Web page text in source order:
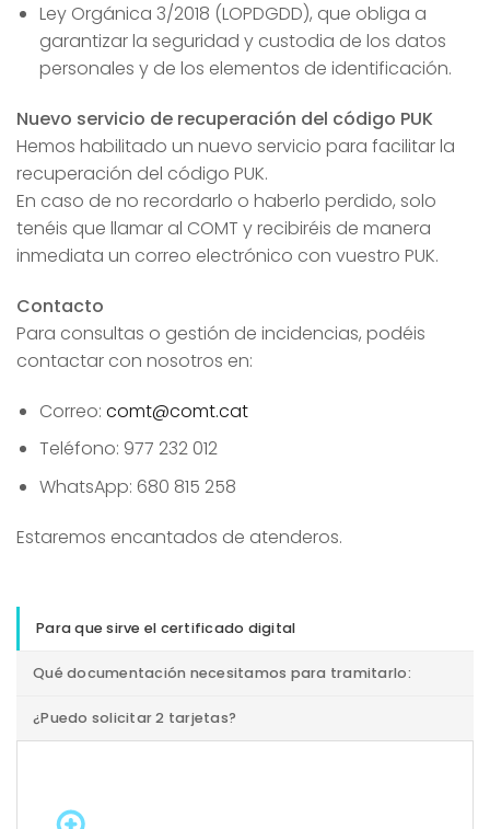
Ley Orgánica 3/2018 (LOPDGDD), que obliga a
garantizar la seguridad y custodia de los datos
personales y de los elementos de identificación.
Nuevo servicio de recuperación del código PUK
Hemos habilitado un nuevo servicio para facilitar la
recuperación del código PUK.
En caso de no recordarlo o haberlo perdido, solo
tenéis que llamar al COMT y recibiréis de manera
inmediata un correo electrónico con vuestro PUK.
Contacto
Para consultas o gestión de incidencias, podéis
contactar con nosotros en:
Correo: comt@comt.cat
Teléfono: 977 232 012
WhatsApp: 680 815 258
Estaremos encantados de atenderos.
Para que sirve el certificado digital
Qué documentación necesitamos para tramitarlo:
¿Puedo solicitar 2 tarjetas?